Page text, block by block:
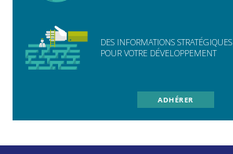
DES INFORMATIONS STRATÉGIQUES
POUR VOTRE DÉVELOPPEMENT
ADHÉRER